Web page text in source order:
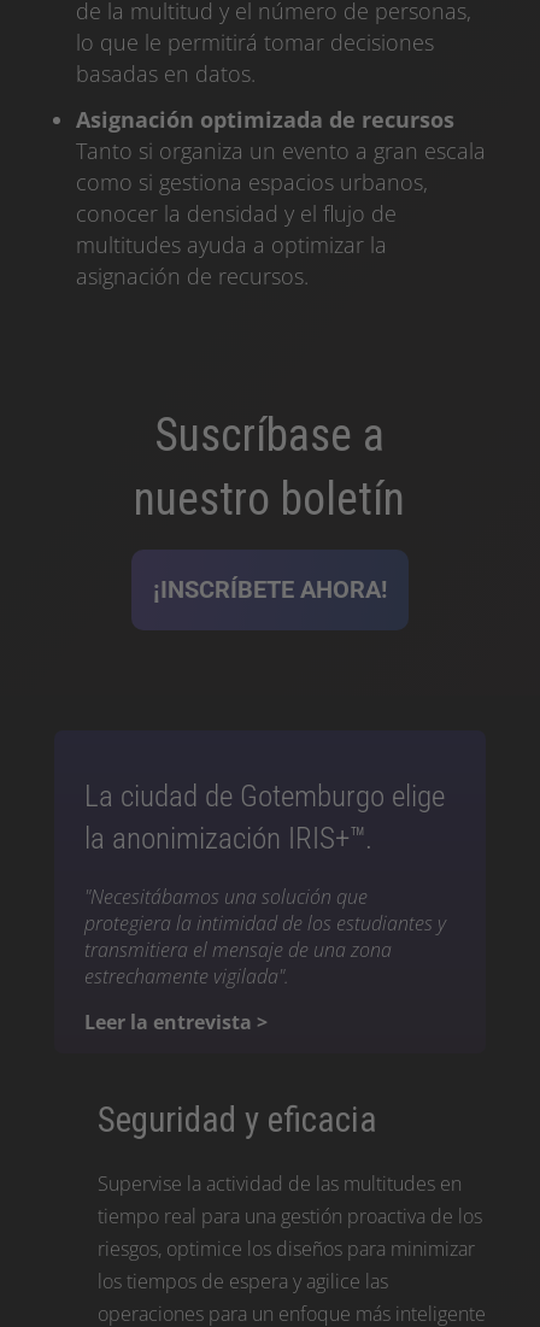
de la multitud y el número de personas,
lo que le permitirá tomar decisiones
basadas en datos.
Asignación optimizada de recursos
Tanto si organiza un evento a gran escala
como si gestiona espacios urbanos,
conocer la densidad y el flujo de
multitudes ayuda a optimizar la
asignación de recursos.
Suscríbase a
nuestro boletín
¡INSCRÍBETE AHORA!
La ciudad de Gotemburgo elige
la anonimización IRIS+™.
"Necesitábamos una solución que
protegiera la intimidad de los estudiantes y
transmitiera el mensaje de una zona
estrechamente vigilada".
Leer la entrevista >
Seguridad y eficacia
Supervise la actividad de las multitudes en
tiempo real para una gestión proactiva de los
riesgos, optimice los diseños para minimizar
los tiempos de espera y agilice las
operaciones para un enfoque más inteligente